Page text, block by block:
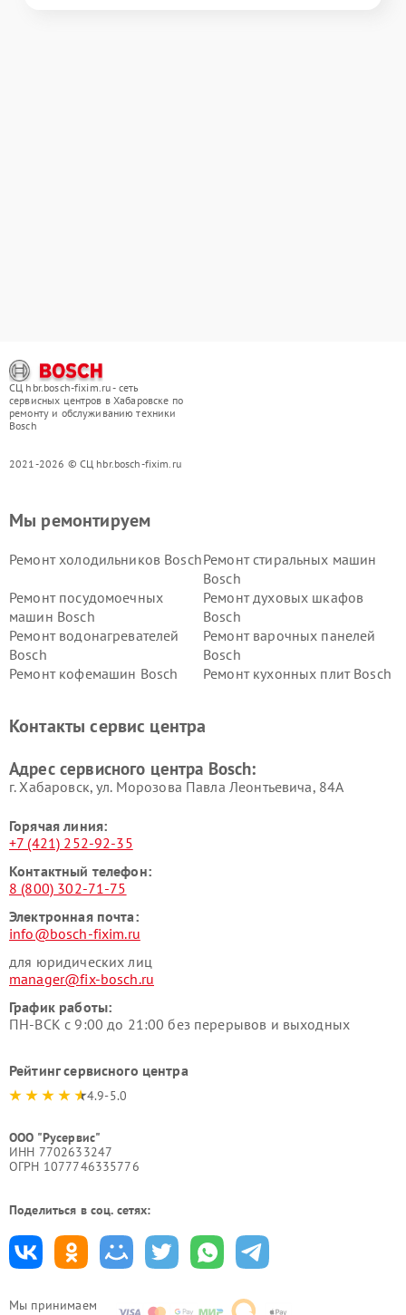
СЦ hbr.bosch-fixim.ru - сеть
сервисных центров в Хабаровске по
ремонту и обслуживанию техники
Bosch
2021-2026 © СЦ hbr.bosch-fixim.ru
Мы принимаем
Мы ремонтируем
Ремонт холодильников BoschРемонт стиральных машин
Bosch
Ремонт посудомоечных
машин Bosch
Ремонт духовых шкафов
Bosch
Ремонт водонагревателей
Bosch
Ремонт варочных панелей
Bosch
Ремонт кофемашин Bosch
Ремонт кухонных плит Bosch
Ремонт сушильных автоматовРемонт морозильных камер
Контакты сервис центра
Адрес сервисного центра Bosch:
г. Хабаровск, ул. Морозова Павла Леонтьевича, 84А
Горячая линия:
+7 (421) 252-92-35
Контактный телефон:
8 (800) 302-71-75
Электронная почта:
info@bosch-fixim.ru
для юридических лиц
manager@fix-bosch.ru
График работы:
ПН-ВСК с 9:00 до 21:00 без перерывов и выходных
Рейтинг сервисного центра
4.9-5.0
ООО "Русервис"
ИНН 7702633247
ОГРН 1077746335776
Поделиться в соц. сетях: